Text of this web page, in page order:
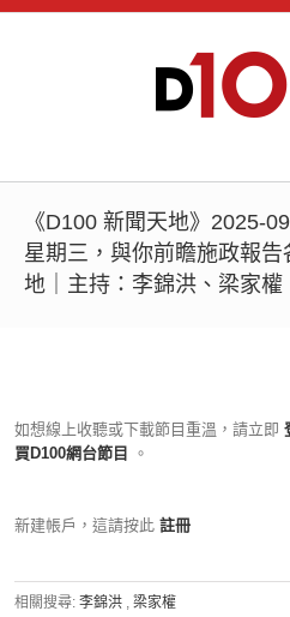
《D100 新聞天地》2025-
星期三，與你前瞻施政報
地｜主持：李錦洪、梁家權
如想線上收聽或下載節目重溫，請立即
買D100網台節目
。
新建帳戶，這請按此 註冊
相關搜尋: 李錦洪 , 梁家權